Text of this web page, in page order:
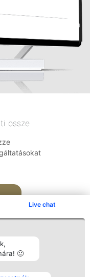
Live chat
🙂
össze
Elérhetőség